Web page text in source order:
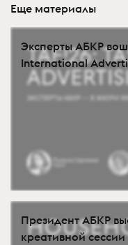
Еще материалы
Эксперты АБКР
International
Президент АБКР
креативной